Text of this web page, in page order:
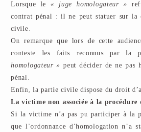
Lorsque le« juge homologateur »
contrat pénal : il ne peut statuer sur la
civile.
On remarque que lors de cette
conteste les faits reconnus par la
homologateur » peut décider de ne pas
pénal.
Enfin, la partie civile dispose du droit
La victime non associée à la procédure
Si la victime n’a pas pu participer à la
que l’ordonnance d’homologation n’a